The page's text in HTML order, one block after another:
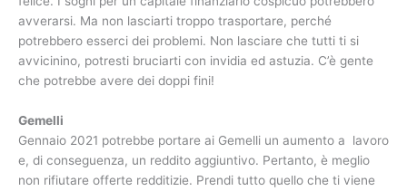
avverarsi. Ma non lasciarti troppo trasportare, perché
potrebbero esserci dei problemi. Non lasciare che tutti ti si
avvicinino, potresti bruciarti con invidia ed astuzia. C’è gente
che potrebbe avere dei doppi fini!
Gemelli
Gennaio 2021 potrebbe portare ai Gemelli un aumento a lavoro
e, di conseguenza, un reddito aggiuntivo. Pertanto, è meglio
non rifiutare offerte redditizie. Prendi tutto quello che ti viene